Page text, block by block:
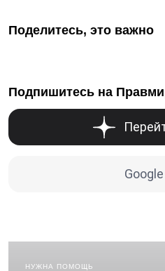
Поделитесь, это важно
Подпишитесь на
НУЖНА ПОМОЩЬ